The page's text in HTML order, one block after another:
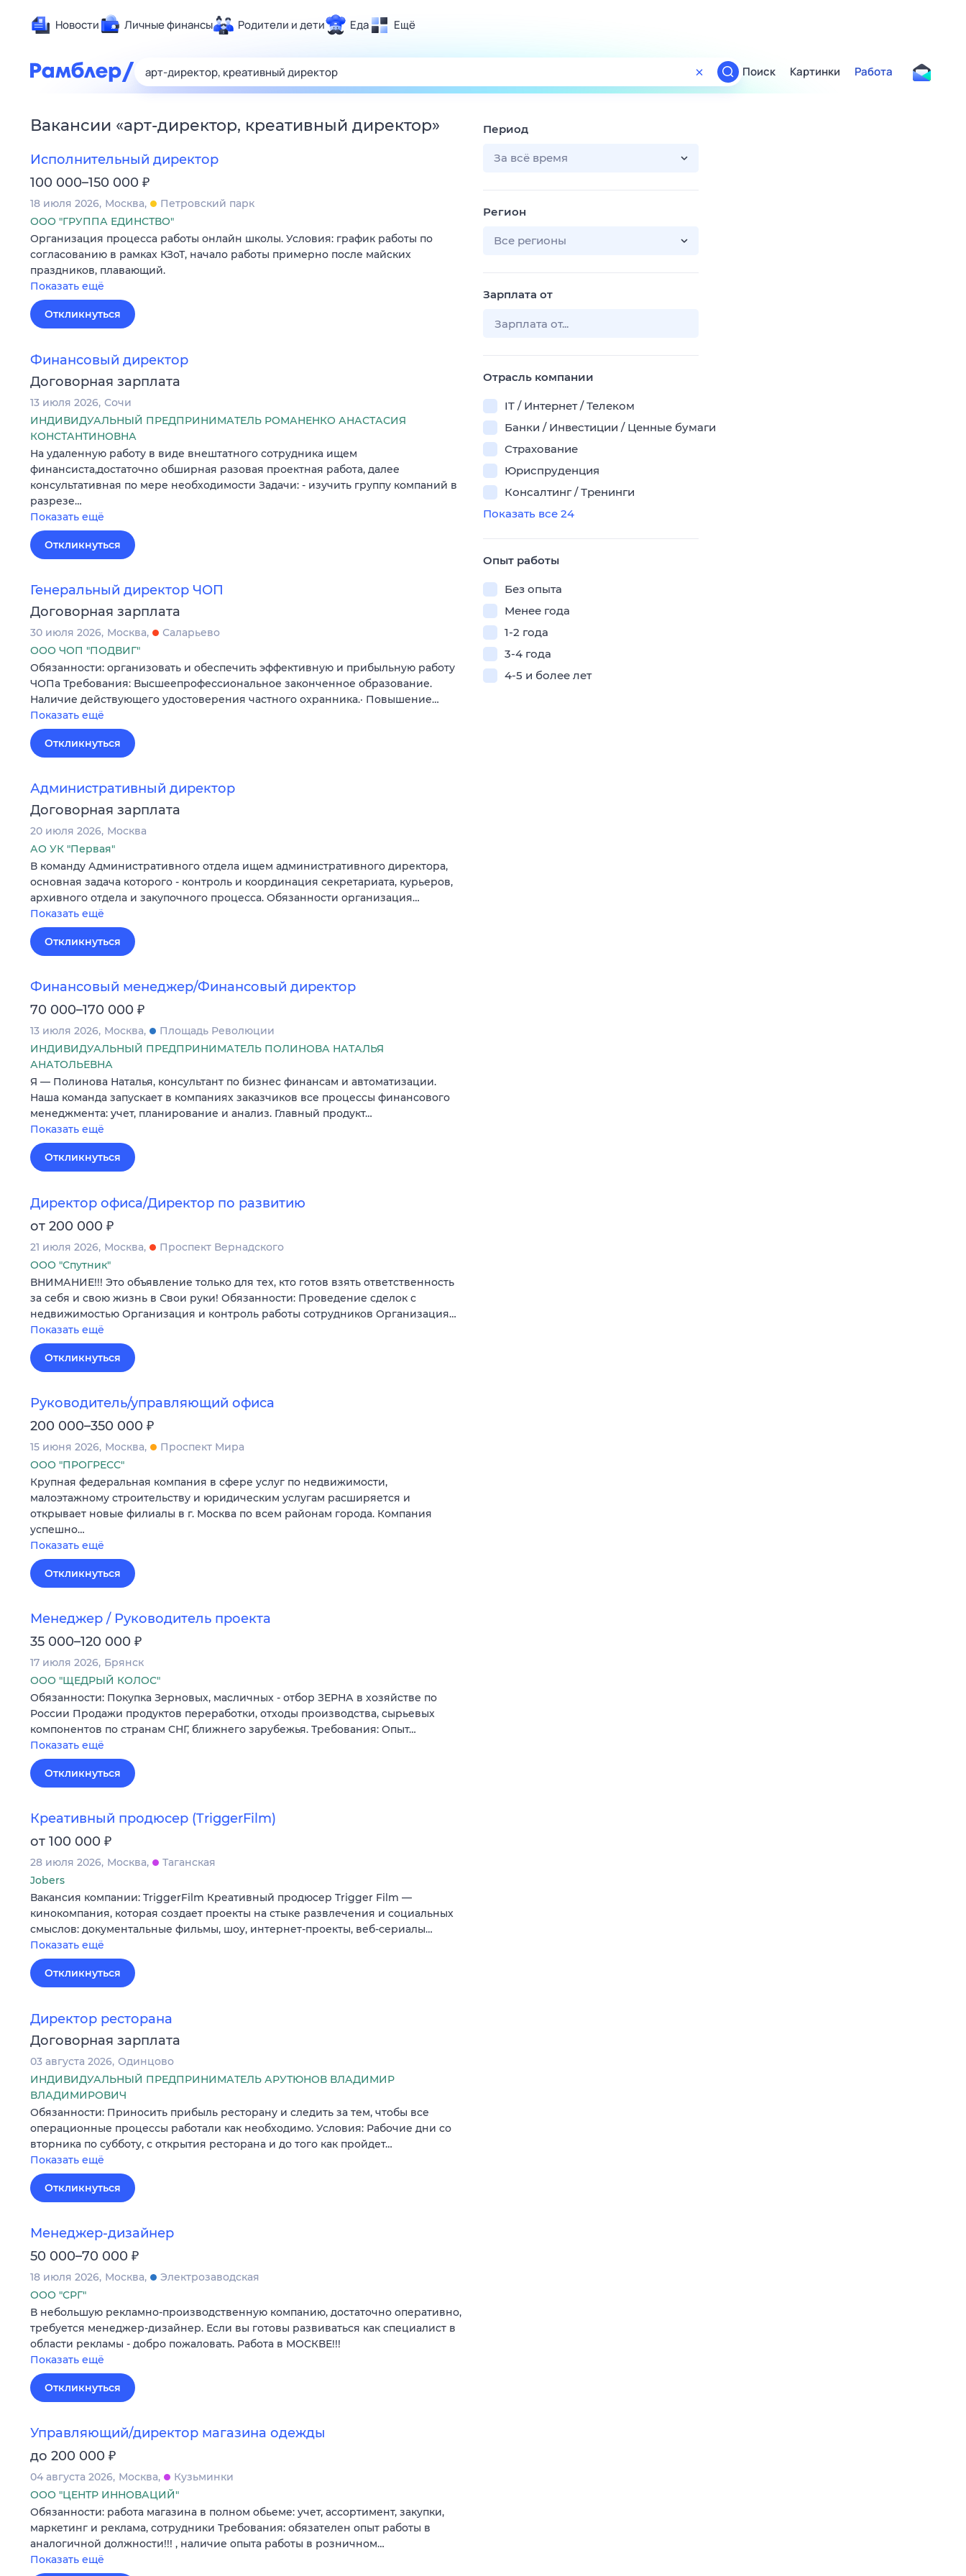
Новости Личные финансы Родители и дети Еда Ещё
Здоровье
Развлечения и отдых
Спорт
Сберегаем вместе
Гороскопы
Поиск
ТВ-программа
Поиск Картинки Работа
Вакансии «арт-директор, креативный директор»
Исполнительный директор
100 000–150 000 ₽
18 июля 2026 Москва
Петровский парк
ООО "ГРУППА ЕДИНСТВО"
Организация процесса работы онлайн школы. Условия: график работы по
согласованию в рамках КЗоТ, начало работы примерно после майских
праздников, плавающий.
Показать ещё
Откликнуться
Финансовый директор
Договорная зарплата
13 июля 2026 Сочи
ИНДИВИДУАЛЬНЫЙ ПРЕДПРИНИМАТЕЛЬ РОМАНЕНКО АНАСТАСИЯ
КОНСТАНТИНОВНА
На удаленную работу в виде внештатного сотрудника ищем
финансиста,достаточно обширная разовая проектная работа, далее
консультативная по мере необходимости Задачи: - изучить группу компаний в
разрезе…
Показать ещё
Откликнуться
Генеральный директор ЧОП
Договорная зарплата
30 июля 2026 Москва
Саларьево
ООО ЧОП "ПОДВИГ"
Обязанности: организовать и обеспечить эффективную и прибыльную работу
ЧОПа Требования: Высшеепрофессиональное законченное образование.
Наличие действующего удостоверения частного охранника.· Повышение…
Показать ещё
Откликнуться
Административный директор
Договорная зарплата
20 июля 2026 Москва
АО УК "Первая"
В команду Административного отдела ищем административного директора,
основная задача которого - контроль и координация секретариата, курьеров,
архивного отдела и закупочного процесса. Обязанности организация…
Показать ещё
Откликнуться
Финансовый менеджер/Финансовый директор
70 000–170 000 ₽
13 июля 2026 Москва
Площадь Революции
ИНДИВИДУАЛЬНЫЙ ПРЕДПРИНИМАТЕЛЬ ПОЛИНОВА НАТАЛЬЯ
АНАТОЛЬЕВНА
Я — Полинова Наталья, консультант по бизнес финансам и автоматизации.
Наша команда запускает в компаниях заказчиков все процессы финансового
менеджмента: учет, планирование и анализ. Главный продукт…
Показать ещё
Откликнуться
Директор офиса/Директор по развитию
от 200 000 ₽
21 июля 2026 Москва
Проспект Вернадского
ООО "Спутник"
ВНИМАНИЕ!!! Это объявление только для тех, кто готов взять ответственность
за себя и свою жизнь в Свои руки! Обязанности: Проведение сделок с
недвижимостью Организация и контроль работы сотрудников Организация…
Показать ещё
Откликнуться
Руководитель/управляющий офиса
200 000–350 000 ₽
15 июня 2026 Москва
Проспект Мира
ООО "ПРОГРЕСС"
Крупная федеральная компания в сфере услуг по недвижимости,
малоэтажному строительству и юридическим услугам расширяется и
открывает новые филиалы в г. Москва по всем районам города. Компания
успешно…
Показать ещё
Откликнуться
Менеджер / Руководитель проекта
35 000–120 000 ₽
17 июля 2026 Брянск
ООО "ЩЕДРЫЙ КОЛОС"
Обязанности: Покупка Зерновых, масличных - отбор ЗЕРНА в хозяйстве по
России Продажи продуктов переработки, отходы производства, сырьевых
компонентов по странам СНГ, ближнего зарубежья. Требования: Опыт…
Показать ещё
Откликнуться
Креативный продюсер (TriggerFilm)
от 100 000 ₽
28 июля 2026 Москва
Таганская
Jobers
Вакансия компании: TriggerFilm Креативный продюсер Trigger Film —
кинокомпания, которая создает проекты на стыке развлечения и социальных
смыслов: документальные фильмы, шоу, интернет-проекты, веб-сериалы…
Показать ещё
Откликнуться
Директор ресторана
Договорная зарплата
03 августа 2026 Одинцово
ИНДИВИДУАЛЬНЫЙ ПРЕДПРИНИМАТЕЛЬ АРУТЮНОВ ВЛАДИМИР
ВЛАДИМИРОВИЧ
Обязанности: Приносить прибыль ресторану и следить за тем, чтобы все
операционные процессы работали как необходимо. Условия: Рабочие дни со
вторника по субботу, с открытия ресторана и до того как пройдет…
Показать ещё
Откликнуться
Менеджер-дизайнер
50 000–70 000 ₽
18 июля 2026 Москва
Электрозаводская
ООО "СРГ"
В небольшую рекламно-производственную компанию, достаточно оперативно,
требуется менеджер-дизайнер. Если вы готовы развиваться как специалист в
области рекламы - добро пожаловать. Работа в МОСКВЕ!!!
Показать ещё
Откликнуться
Управляющий/директор магазина одежды
до 200 000 ₽
04 августа 2026 Москва
Кузьминки
ООО "ЦЕНТР ИННОВАЦИЙ"
Обязанности: работа магазина в полном обьеме: учет, ассортимент, закупки,
маркетинг и реклама, сотрудники Требования: обязателен опыт работы в
аналогичной должности!!! , наличие опыта работы в розничном…
Показать ещё
Период
За всё время
Регион
Все регионы
Зарплата от
Отрасль компании
IT / Интернет / Телеком
Банки / Инвестиции / Ценные бумаги
Страхование
Юриспруденция
Консалтинг / Тренинги
Показать все 24
Опыт работы
Без опыта
Менее года
1-2 года
3-4 года
4-5 и более лет